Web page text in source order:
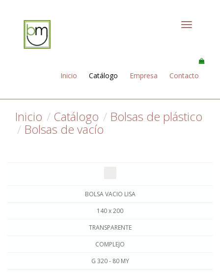
Toggle
Inicio Catálogo Empresa Contacto
Inicio Catálogo Bolsas de plástico
Bolsas de vacío
BOLSA VACIO LISA
140 x 200
TRANSPARENTE
COMPLEJO
G 320 - 80 MY